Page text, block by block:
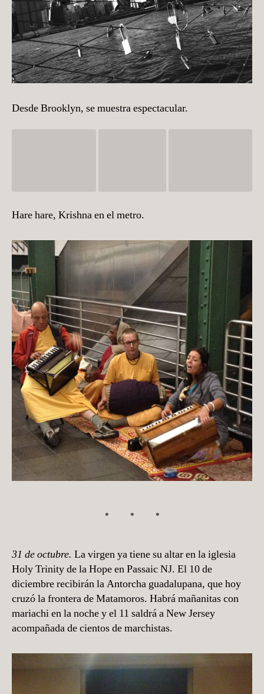
Desde Brooklyn, se muestra espectacular.
Hare hare, Krishna en el metro.
31 de octubre. La virgen ya tiene su altar en la iglesia
Holy Trinity de la Hope en Passaic NJ. El 10 de
diciembre recibirán la Antorcha guadalupana, que hoy
cruzó la frontera de Matamoros. Habrá mañanitas con
mariachi en la noche y el 11 saldrá a New Jersey
acompañada de cientos de marchistas.